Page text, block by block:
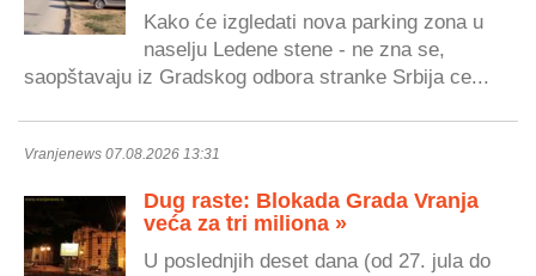
Kako će izgledati nova parking zona u
naselju Ledene stene - ne zna se,
saopštavaju iz Gradskog odbora stranke Srbija ce...
Vranjenews 07.08.2026 13:31
Dug raste: Blokada Grada Vranja
veća za tri miliona »
U poslednjih deset dana (od 27. jula do